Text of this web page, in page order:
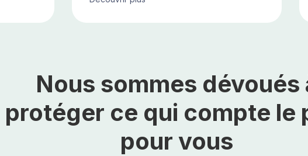
Nous sommes dévoués
protéger ce qui compte le
pour vous